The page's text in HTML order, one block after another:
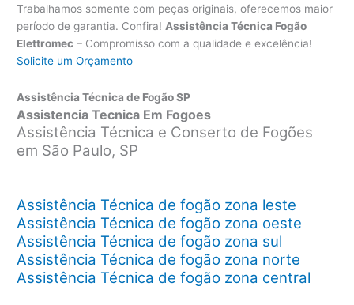
Trabalhamos somente com peças originais, oferecemos maior
período de garantia. Confira! Assistência Técnica Fogão
Elettromec – Compromisso com a qualidade e excelência!
Solicite um Orçamento
Assistência Técnica de Fogão SP
Assistencia Tecnica Em Fogoes
Assistência Técnica e Conserto de Fogões
em São Paulo, SP
Assistência Técnica de fogão zona leste
Assistência Técnica de fogão zona oeste
Assistência Técnica de fogão zona sul
Assistência Técnica de fogão zona norte
Assistência Técnica de fogão zona central